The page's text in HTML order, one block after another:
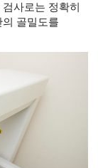
사로는 정확히
골밀도를